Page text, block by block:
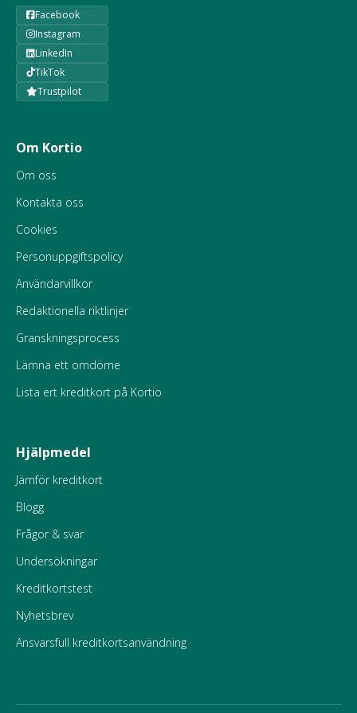
Facebook
Instagram
LinkedIn
TikTok
Trustpilot
Om Kortio
Om oss
Kontakta oss
Cookies
Personuppgiftspolicy
Användarvillkor
Redaktionella riktlinjer
Granskningsprocess
Lämna ett omdöme
Lista ert kreditkort på Kortio
Hjälpmedel
Jämför kreditkort
Blogg
Frågor & svar
Undersökningar
Kreditkortstest
Nyhetsbrev
Ansvarsfull kreditkortsanvändning